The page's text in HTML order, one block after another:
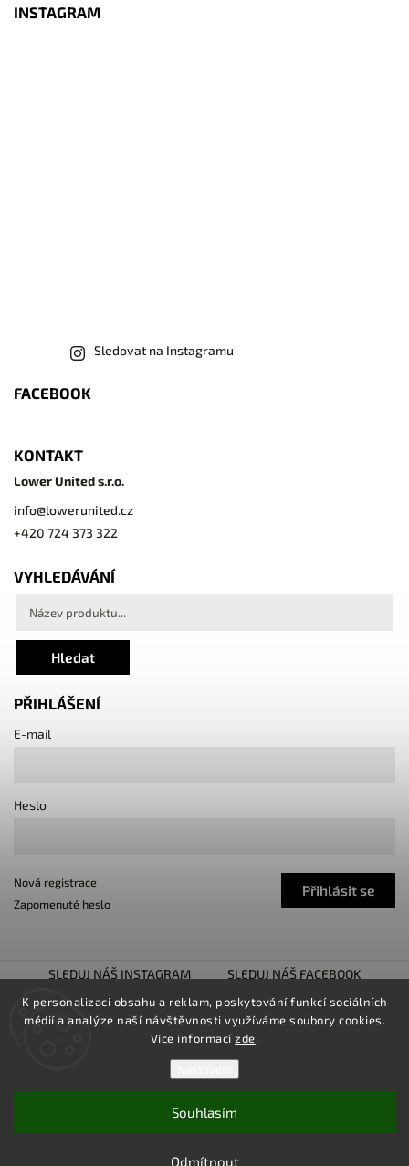
K personalizaci obsahu a reklam, poskytování funkcí sociálních
médií a analýze naší návštěvnosti využíváme soubory cookies.
Více informacízde.
Odmítnout
Souhlasím
INSTAGRAM
Sledovat na Instagramu
FACEBOOK
KONTAKT
Lower United s.r.o.
info@lowerunited.cz
+420 724 373 322
VYHLEDÁVÁNÍ
Hledat
PŘIHLÁŠENÍ
E-mail
Heslo
Přihlásit se
Nová registrace
Zapomenuté heslo
SLEDUJ NÁŠ INSTAGRAM
SLEDUJ NÁŠ FACEBOOK
TUNING SHOW TROJHALÍ
SNÍŽENO.CZ
LOWER UNITED